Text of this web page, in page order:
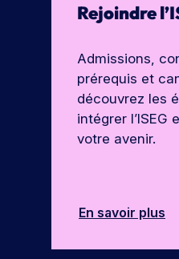
Rejoindre
Admissions,
prérequis et
découvrez les
intégrer l’ISEG
votre avenir.
En savoir plus